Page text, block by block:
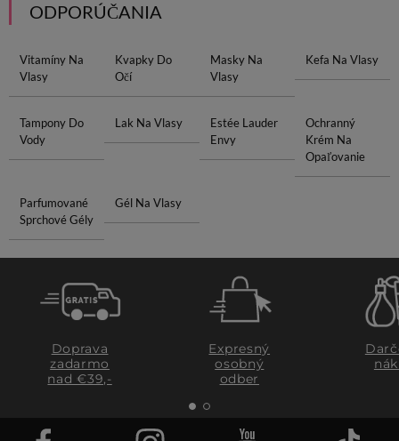
ODPORÚČANIA
Vitamíny Na
Vlasy
Kvapky Do
Očí
Masky Na
Vlasy
Kefa Na Vlasy
Tampony Do
Vody
Lak Na Vlasy
Estée Lauder
Envy
Ochranný
Krém Na
Opaľovanie
Parfumované
Sprchové Gély
Gél Na Vlasy
Doprava
zadarmo
nad €39,-
Expresný
osobný
odber